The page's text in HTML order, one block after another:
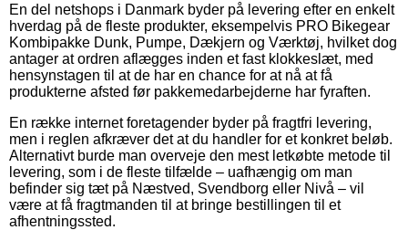
En del netshops i Danmark byder på levering efter en enkelt
hverdag på de fleste produkter, eksempelvis PRO Bikegear
Kombipakke Dunk, Pumpe, Dækjern og Værktøj, hvilket dog
antager at ordren aflægges inden et fast klokkeslæt, med
hensynstagen til at de har en chance for at nå at få
produkterne afsted før pakkemedarbejderne har fyraften.
En række internet foretagender byder på fragtfri levering,
men i reglen afkræver det at du handler for et konkret beløb.
Alternativt burde man overveje den mest letkøbte metode til
levering, som i de fleste tilfælde – uafhængig om man
befinder sig tæt på Næstved, Svendborg eller Nivå – vil
være at få fragtmanden til at bringe bestillingen til et
afhentningssted.